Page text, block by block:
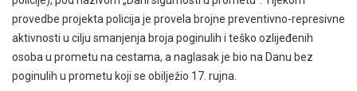
provedbe projekta policija je provela brojne preventivno-represivne
aktivnosti u cilju smanjenja broja poginulih i teško ozlijeđenih
osoba u prometu na cestama, a naglasak je bio na Danu bez
poginulih u prometu koji se obilježio 17. rujna.